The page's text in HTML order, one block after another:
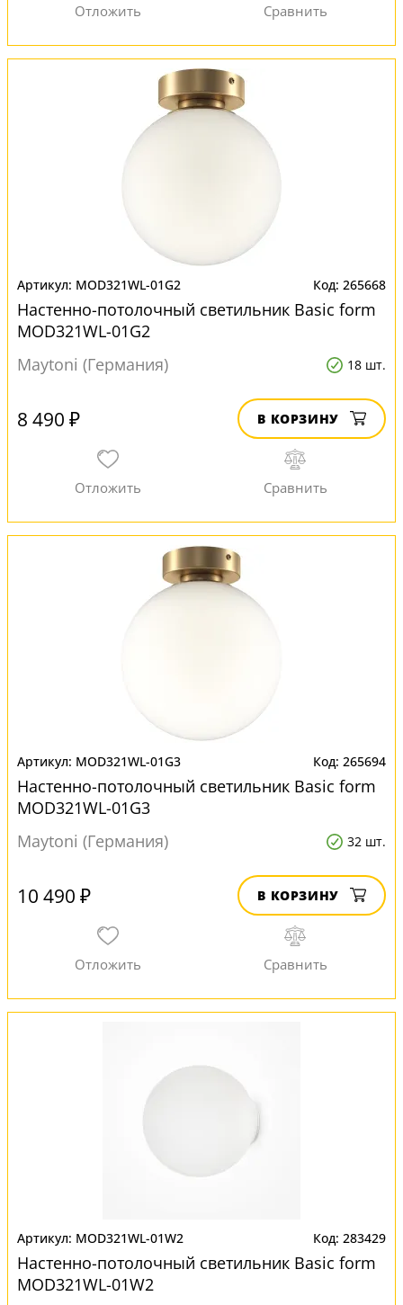
MOD321WL-01G2 265668
Настенно-потолочный светильник Basic form
MOD321WL-01G2
Maytoni (Германия)
18 шт.
8 490 ₽ В КОРЗИНУ
MOD321WL-01G3 265694
Настенно-потолочный светильник Basic form
MOD321WL-01G3
Maytoni (Германия)
32 шт.
10 490 ₽ В КОРЗИНУ
MOD321WL-01W2 283429
Настенно-потолочный светильник Basic form
MOD321WL-01W2